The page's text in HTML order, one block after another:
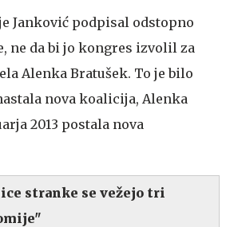
Janković podpisal odstopno
ne da bi jo kongres izvolil za
Alenka Bratušek. To je bilo
nova koalicija, Alenka
2013 postala nova
stranke se vežejo tri